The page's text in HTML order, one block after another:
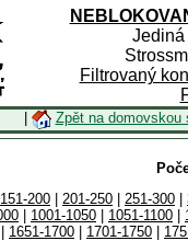
Jediná
Filtrovaný
Zpět na domovskou
151-200 201-250 251-300
1001-1050 1051-1100
1651-1700 1701-1750